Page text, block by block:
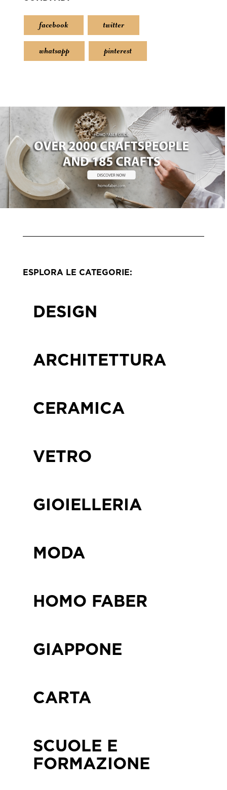
facebook twitter
whatsapp pinterest
ESPLORA LE CATEGORIE:
DESIGN
ARCHITETTURA
CERAMICA
VETRO
GIOIELLERIA
MODA
HOMO FABER
GIAPPONE
CARTA
SCUOLE E
FORMAZIONE